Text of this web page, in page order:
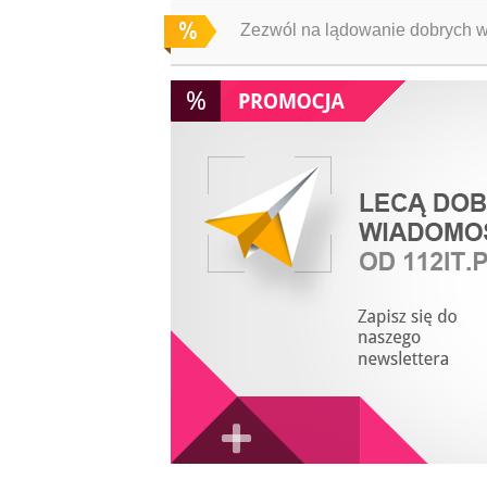
Zezwól na lądowanie dobrych